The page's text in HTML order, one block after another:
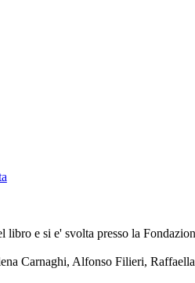
libro e si e' svolta presso la
Carnaghi, Alfonso Filieri,